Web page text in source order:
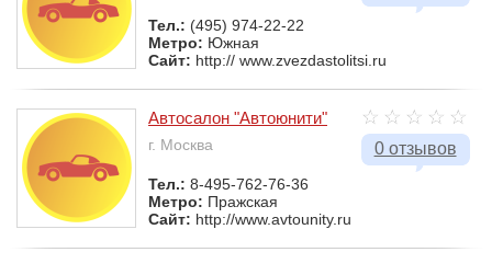
Тел.: (495) 974-22-22
Метро: Южная
Сайт: http:// www.zvezdastolitsi.ru
0 отзывов
Автосалон "Автоюнити"
г. Москва
Тел.: 8-495-762-76-36
Метро: Пражская
Сайт: http://www.avtounity.ru